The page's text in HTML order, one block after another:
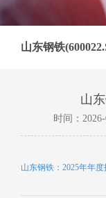
山东钢铁
山
时间：
山东钢铁：2025年年度